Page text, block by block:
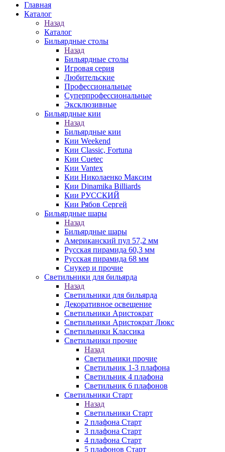
Главная
Каталог
Назад
Каталог
Бильярдные столы
Назад
Бильярдные столы
Игровая серия
Любительские
Профессиональные
Суперпрофессиональные
Эксклюзивные
Бильярдные кии
Назад
Бильярдные кии
Кии Weekend
Кии Classic, Fortuna
Кии Cuetec
Кии Vantex
Кии Николаенко Максим
Кии Dinamika Billiards
Кии РУССКИЙ
Кии Рябов Сергей
Бильярдные шары
Назад
Бильярдные шары
Американский пул 57,2 мм
Русская пирамида 60,3 мм
Русская пирамида 68 мм
Снукер и прочие
Светильники для бильярда
Назад
Светильники для бильярда
Декоративное освещение
Светильники Аристократ
Светильники Аристократ Люкс
Светильники Классика
Светильники прочие
Назад
Светильники прочие
Светильник 1-3 плафона
Светильник 4 плафона
Светильник 6 плафонов
Светильники Старт
Назад
Светильники Старт
2 плафона Старт
3 плафона Старт
4 плафона Старт
5 плафонов Старт